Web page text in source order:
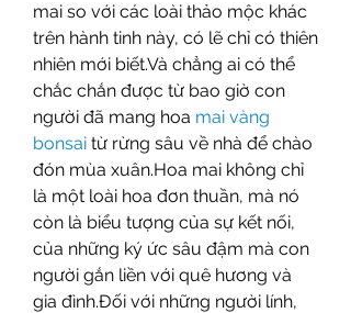
mai so với các loài thảo mộc khác
trên hành tinh này, có lẽ chỉ có thiên
nhiên mới biết.Và chẳng ai có thể
chắc chắn được từ bao giờ con
người đã mang hoa mai vàng
bonsai từ rừng sâu về nhà để chào
đón mùa xuân.Hoa mai không chỉ
là một loài hoa đơn thuần, mà nó
còn là biểu tượng của sự kết nối,
của những ký ức sâu đậm mà con
người gắn liền với quê hương và
gia đình.Đối với những người lính,